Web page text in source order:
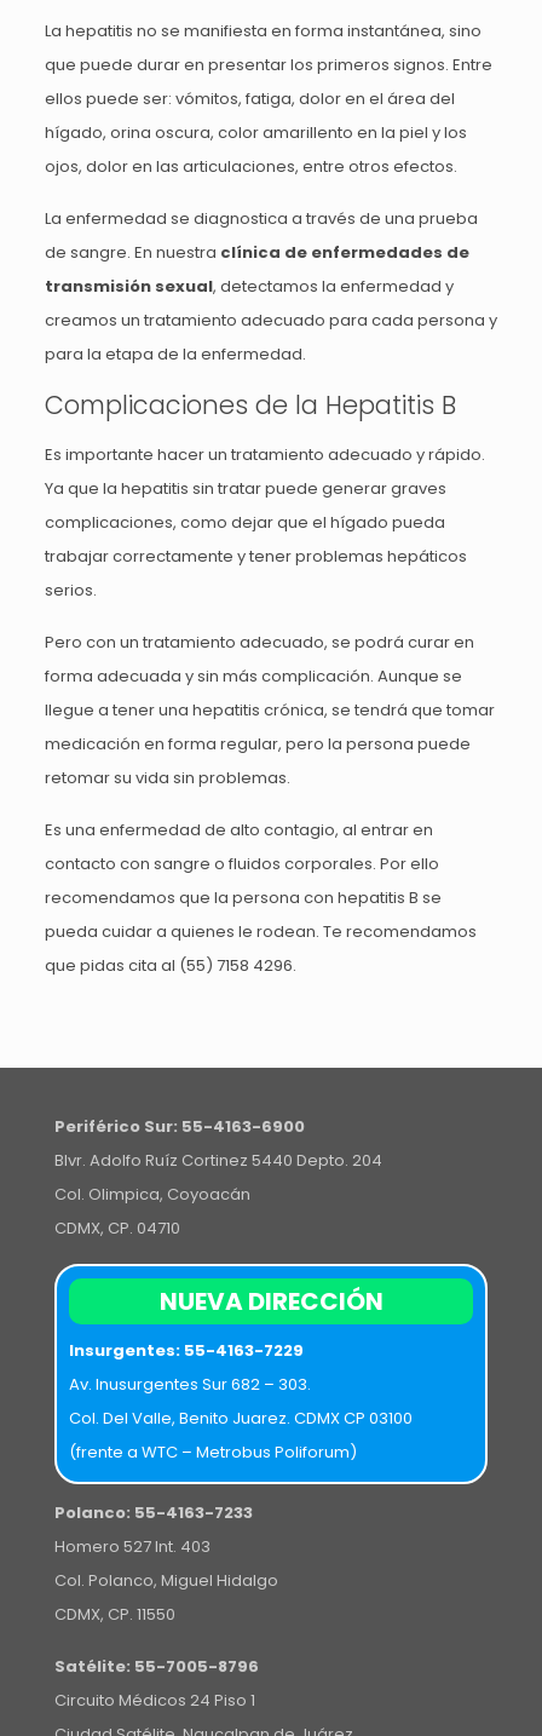
La hepatitis no se manifiesta en forma instantánea, sino
que puede durar en presentar los primeros signos. Entre
ellos puede ser: vómitos, fatiga, dolor en el área del
hígado, orina oscura, color amarillento en la piel y los
ojos, dolor en las articulaciones, entre otros efectos.
La enfermedad se diagnostica a través de una prueba
de sangre. En nuestra clínica de enfermedades de
transmisión sexual, detectamos la enfermedad y
creamos un tratamiento adecuado para cada persona y
para la etapa de la enfermedad.
Complicaciones de la Hepatitis B
Es importante hacer un tratamiento adecuado y rápido.
Ya que la hepatitis sin tratar puede generar graves
complicaciones, como dejar que el hígado pueda
trabajar correctamente y tener problemas hepáticos
serios.
Pero con un tratamiento adecuado, se podrá curar en
forma adecuada y sin más complicación. Aunque se
llegue a tener una hepatitis crónica, se tendrá que tomar
medicación en forma regular, pero la persona puede
retomar su vida sin problemas.
Es una enfermedad de alto contagio, al entrar en
contacto con sangre o fluidos corporales. Por ello
recomendamos que la persona con hepatitis B se
pueda cuidar a quienes le rodean. Te recomendamos
que pidas cita al (55) 7158 4296.
Periférico Sur: 55-4163-6900
Blvr. Adolfo Ruíz Cortinez 5440 Depto. 204
Col. Olimpica, Coyoacán
CDMX, CP. 04710
NUEVA DIRECCIÓN
Insurgentes: 55-4163-7229
Av. Inusurgentes Sur 682 – 303.
Col. Del Valle, Benito Juarez. CDMX CP 03100
(frente a WTC – Metrobus Poliforum)
Polanco: 55-4163-7233
Homero 527 Int. 403
Col. Polanco, Miguel Hidalgo
CDMX, CP. 11550
Satélite: 55-7005-8796
Circuito Médicos 24 Piso 1